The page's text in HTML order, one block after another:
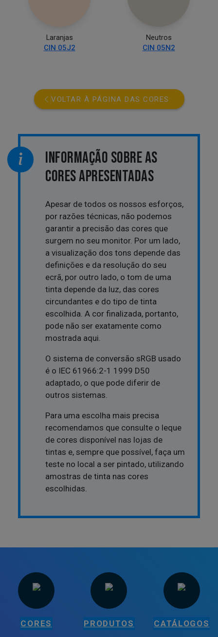
Laranjas
CIN 05J2
Neutros
CIN 05N2
VOLTAR À PÁGINA DAS CORES
INFORMAÇÃO SOBRE AS
CORES APRESENTADAS
Apesar de todos os nossos esforços,
por razões técnicas, não podemos
garantir a precisão das cores que
surgem no seu monitor. Por um lado,
a visualização dos tons depende das
definições e da resolução do seu
ecrã, por outro lado, o tom de uma
tinta depende da luz, das cores
circundantes e do tipo de tinta
escolhida. A cor finalizada, portanto,
pode não ser exatamente como
mostrada aqui.
O sistema de conversão sRGB usado
é o IEC 61966:2-1 1999 D50
adaptado, o que pode diferir de
outros sistemas.
Para uma escolha mais precisa
recomendamos que consulte o leque
de cores disponível nas lojas de
tintas e, sempre que possível, faça um
teste no local a ser pintado, utilizando
amostras de tinta nas cores
escolhidas.
CORES PRODUTOS CATÁLOGOS